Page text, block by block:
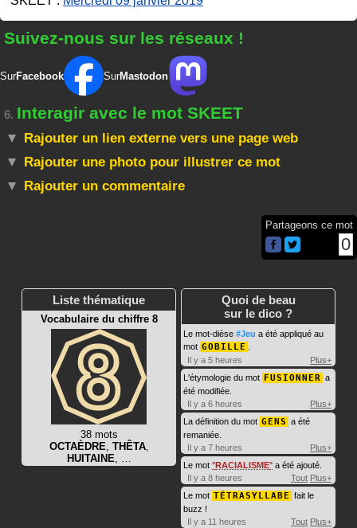
Suivez-nous sur les réseaux !
SurFacebook SurMastodon
6. Interagir avec le mot SKEET
Rajouter un lien externe vers une page web
Rajouter une photo pour illustrer ce mot
Rajouter un commentaire
Partageons ce mot
0
Liste thématique
Vocabulaire du chiffre 8
38 mots
OCTAÈDRE, THÊTA,
HUITAINE, …
Quoi de beau
sur le dico ?
Le mot-dièse #Jeu a été appliqué au
mot GOBILLE
Il y a 5 heures
Plus+
L'étymologie du mot FUSIONNER a
été modifiée.
Il y a 6 heures
Plus+
La définition du mot GENS a été
remaniée.
Il y a 7 heures
Plus+
Le mot RACIALISME a été ajouté.
Il y a 8 heures
Tout Plus+
Le mot TÉTRASYLLABE fait le
buzz !
Il y a 11 heures
Tout Plus+